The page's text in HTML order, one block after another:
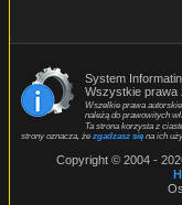
System
Wszystkie prawa
Wszelkie prawa
należą do prawowitych
Ta strona korzysta z
strony oznacza, że zgadzasz sięna ich
Copyright © 2004 -